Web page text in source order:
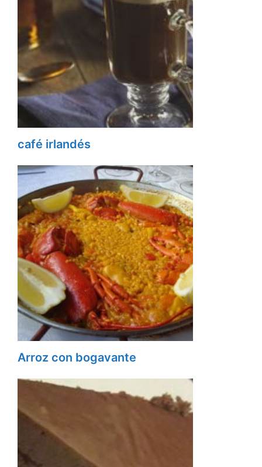
café irlandés
Arroz con bogavante